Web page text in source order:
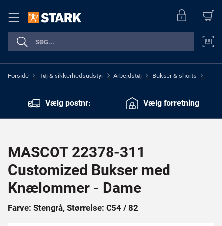
Forside > Tøj & sikkerhedsudstyr > Arbejdstøj > Bukser & shorts >
Vælg postnr: Vælg forretning
MASCOT 22378-311
Customized Bukser med
Knælommer - Dame
Farve: Stengrå, Størrelse: C54 / 82